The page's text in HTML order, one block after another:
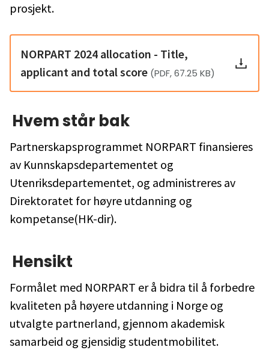
prosjekt.
NORPART 2024 allocation - Title,
applicant and total score (PDF, 67.25 KB)
Hvem står bak
Partnerskapsprogrammet NORPART finansieres
av Kunnskapsdepartementet og
Utenriksdepartementet, og administreres av
Direktoratet for høyre utdanning og
kompetanse(HK-dir).
Hensikt
Formålet med NORPART er å bidra til å forbedre
kvaliteten på høyere utdanning i Norge og
utvalgte partnerland, gjennom akademisk
samarbeid og gjensidig studentmobilitet.